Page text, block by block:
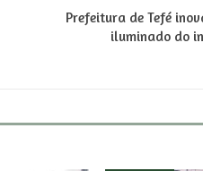
Prefeitura de Tefé
iluminado do